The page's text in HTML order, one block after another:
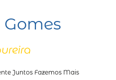
Juntos Fazemos Mais